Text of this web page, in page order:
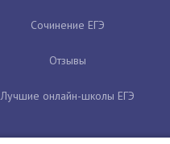
Сочинение ЕГЭ
Отзывы
Лучшие онлайн-школы ЕГЭ